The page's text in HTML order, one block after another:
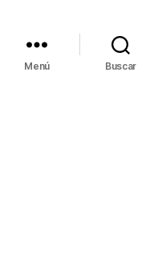
Menú Buscar